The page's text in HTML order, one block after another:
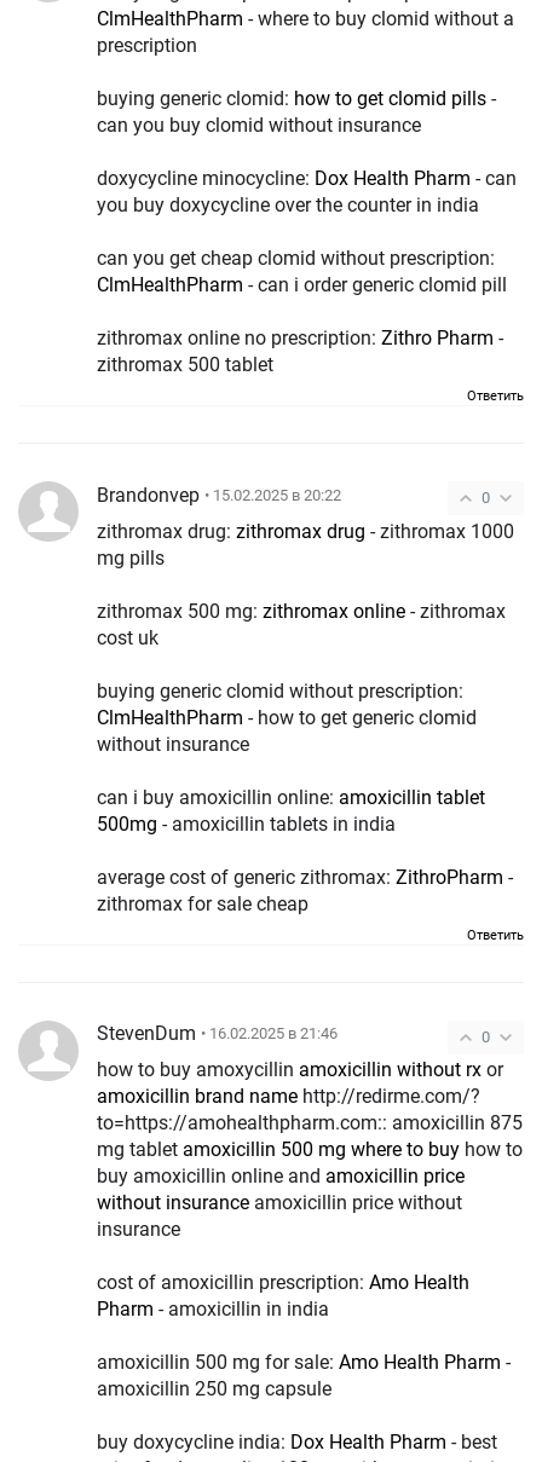
ClmHealthPharm - where to buy clomid without a
prescription
buying generic clomid: how to get clomid pills -
can you buy clomid without insurance
doxycycline minocycline: Dox Health Pharm - can
you buy doxycycline over the counter in india
can you get cheap clomid without prescription:
ClmHealthPharm - can i order generic clomid pill
zithromax online no prescription: Zithro Pharm -
zithromax 500 tablet
Ответить
0
Brandonvep • 15.02.2025 в 20:22
zithromax drug: zithromax drug - zithromax 1000
mg pills
zithromax 500 mg: zithromax online - zithromax
cost uk
buying generic clomid without prescription:
ClmHealthPharm - how to get generic clomid
without insurance
can i buy amoxicillin online: amoxicillin tablet
500mg - amoxicillin tablets in india
average cost of generic zithromax: ZithroPharm -
zithromax for sale cheap
Ответить
0
StevenDum • 16.02.2025 в 21:46
how to buy amoxycillin amoxicillin without rx or
amoxicillin brand name
to=https://amohealthpharm.com:: amoxicillin 875
mg tablet amoxicillin 500 mg where to buy how to
buy amoxicillin online and amoxicillin price
without insurance amoxicillin price without
insurance
cost of amoxicillin prescription: Amo Health
Pharm - amoxicillin in india
amoxicillin 500 mg for sale: Amo Health Pharm -
amoxicillin 250 mg capsule
buy doxycycline india: Dox Health Pharm - best